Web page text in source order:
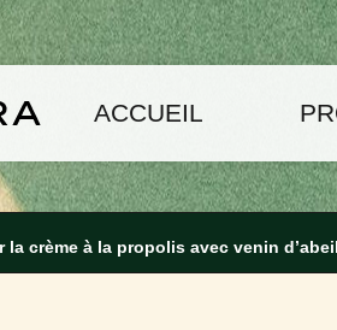
ACCUEIL
la crème à la propolis avec venin